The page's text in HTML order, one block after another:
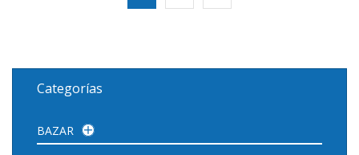
Categorías
BAZAR